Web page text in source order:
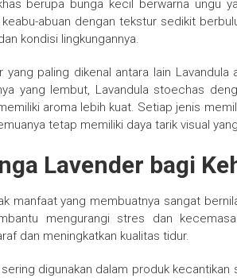
berupa bunga kecil berwarna ungu
keabu-abuan dengan tekstur sedikit
kondisi lingkungannya.
yang paling dikenal antara lain
yang lembut, Lavandula stoechas
aroma lebih kuat. Setiap jenis
tetap memiliki daya tarik visual
Lavender bagi
manfaat yang membuatnya sangat
mengurangi stres dan
dan meningkatkan kualitas tidur.
digunakan dalam produk